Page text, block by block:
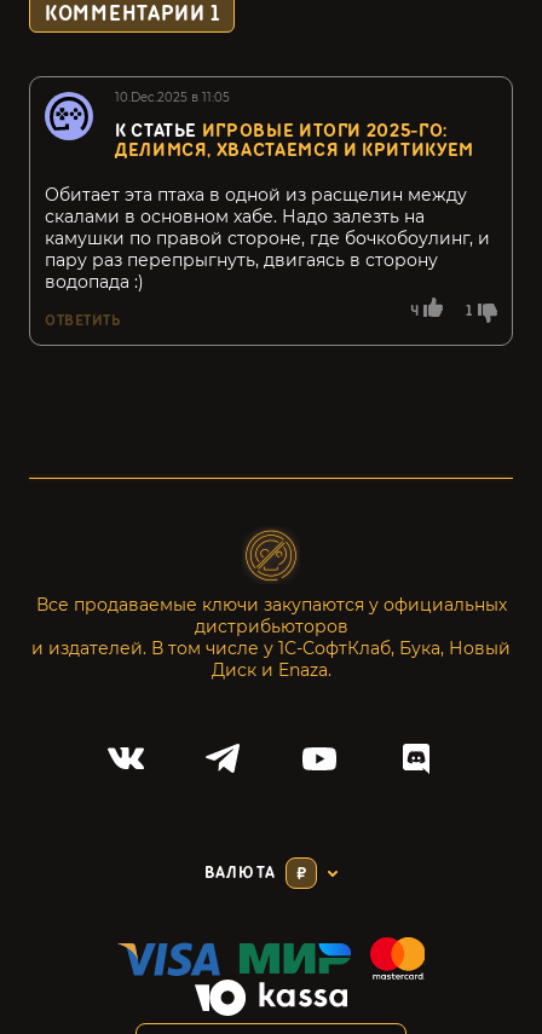
КОММЕНТАРИИ 1
10.Dec.2025 в 11:05
К СТАТЬЕ ИГРОВЫЕ ИТОГИ 2025-ГО:
ДЕЛИМСЯ, ХВАСТАЕМСЯ И КРИТИКУЕМ
4 1
Обитает эта птаха в одной из расщелин между
скалами в основном хабе. Надо залезть на
камушки по правой стороне, где бочкобоулинг, и
пару раз перепрыгнуть, двигаясь в сторону
водопада :)
ОТВЕТИТЬ
Все продаваемые ключи закупаются у официальных
дистрибьюторов
и издателей. В том числе у 1С-СофтКлаб, Бука, Новый
Диск и Enaza.
ВАЛЮТА ₽